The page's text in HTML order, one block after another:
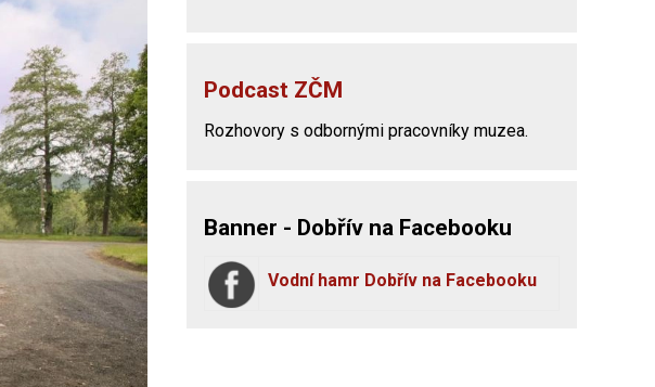
Podcast ZČM
Rozhovory s odbornými pracovníky muzea.
Banner - Dobřív na Facebooku
Vodní hamr Dobřív na Facebooku